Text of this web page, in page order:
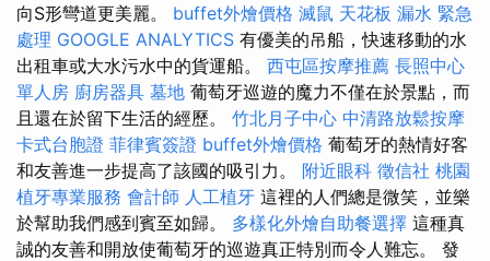
向S形彎道更美麗。 buffet外燴價格 滅鼠 天花板 漏水 緊急
處理 GOOGLE ANALYTICS 有優美的吊船，快速移動的水
出租車或大水污水中的貨運船。 西屯區按摩推薦 長照中心
單人房 廚房器具 墓地 葡萄牙巡遊的魔力不僅在於景點，而
且還在於留下生活的經歷。 竹北月子中心 中清路放鬆按摩
卡式台胞證 菲律賓簽證 buffet外燴價格 葡萄牙的熱情好客
和友善進一步提高了該國的吸引力。 附近眼科 徵信社 桃園
植牙專業服務 會計師 人工植牙 這裡的人們總是微笑，並樂
於幫助我們感到賓至如歸。 多樣化外燴自助餐選擇 這種真
誠的友善和開放使葡萄牙的巡遊真正特別而令人難忘。 發